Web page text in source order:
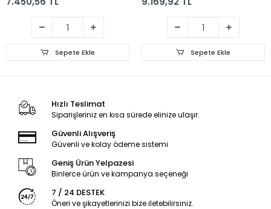
Sepete Ekle Sepete Ekle
Hızlı Teslimat
Siparişleriniz en kısa sürede elinize ulaşır.
Güvenli Alışveriş
Güvenli ve kolay ödeme sistemi
Geniş Ürün Yelpazesi
Binlerce ürün ve kampanya seçeneği
7 / 24 DESTEK
Öneri ve şikayetlerinizi bize iletebilirsiniz.